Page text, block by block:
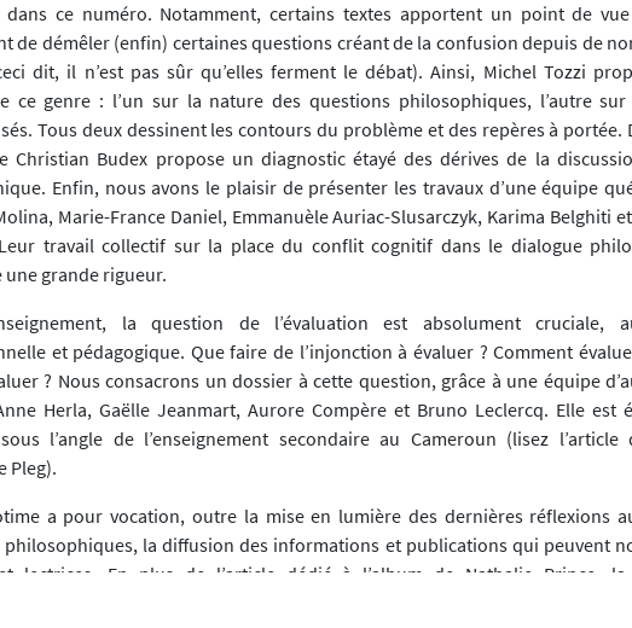
dans ce numéro. Notamment, certains textes apportent un point de
de démêler (enfin) certaines questions créant de la confusion depuis de
dit, il n’est pas sûr qu’elles ferment le débat). Ainsi, Michel Tozzi
ce genre : l’un sur la nature des questions philosophiques, l’autre
Tous deux dessinent les contours du problème et des repères à portée.
Christian Budex propose un diagnostic étayé des dérives de la
Enfin, nous avons le plaisir de présenter les travaux d’une équipe
Marie-France Daniel, Emmanuèle Auriac-Slusarczyk, Karima Belghiti
travail collectif sur la place du conflit cognitif dans le dialogue
grande rigueur.
la question de l’évaluation est absolument cruciale,
et pédagogique. Que faire de l’injonction à évaluer ? Comment
? Nous consacrons un dossier à cette question, grâce à une équipe
Herla, Gaëlle Jeanmart, Aurore Compère et Bruno Leclercq. Elle est
l’angle de l’enseignement secondaire au Cameroun (lisez l’article
Pleg).
a pour vocation, outre la mise en lumière des dernières réflexions
philosophiques, la diffusion des informations et publications qui peuvent
lectrices. En plus de l’article dédié à l’album de Nathalie Prince,